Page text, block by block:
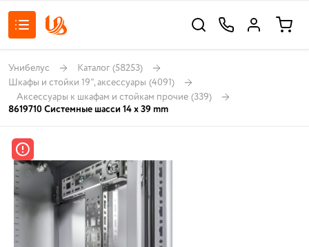
Унибелус Каталог (58253)
Шкафы и стойки 19", аксессуары (4091)
Аксессуары к шкафам и стойкам прочие (339)
8619710 Системные шасси 14 x 39 mm